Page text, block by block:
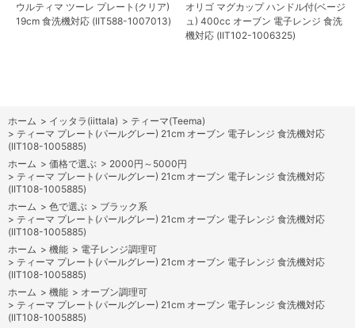
ウルティマ ツーレ プレート(クリア)
19cm 食洗機対応 (IIT588-1007013)
オリゴ マグカップ ハンドル付(ベージ
ュ) 400cc オーブン 電子レンジ 食洗
機対応 (IIT102-1006325)
ホーム > イッタラ(iittala) > ティーマ(Teema)
> ティーマ プレート(パールグレー) 21cm オーブン 電子レンジ 食洗機対応
(IIT108-1005885)
ホーム > 価格で選ぶ > 2000円～5000円
> ティーマ プレート(パールグレー) 21cm オーブン 電子レンジ 食洗機対応
(IIT108-1005885)
ホーム > 色で選ぶ > ブラック系
> ティーマ プレート(パールグレー) 21cm オーブン 電子レンジ 食洗機対応
(IIT108-1005885)
ホーム > 機能 > 電子レンジ調理可
> ティーマ プレート(パールグレー) 21cm オーブン 電子レンジ 食洗機対応
(IIT108-1005885)
ホーム > 機能 > オーブン調理可
> ティーマ プレート(パールグレー) 21cm オーブン 電子レンジ 食洗機対応
(IIT108-1005885)